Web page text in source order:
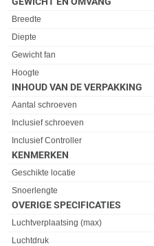
Eigenschap
Breedte
Diepte
Gewicht fan
Hoogte
INHOUD VAN DE VERPAKKING
Eigenschap Waarde
Aantal schroeven
Inclusief schroeven
Inclusief Controller
KENMERKEN
Eigenschap Waarde
Geschikte locatie
Snoerlengte
OVERIGE SPECIFICATIES
Eigenschap Waarde
Luchtverplaatsing (max)
Luchtdruk